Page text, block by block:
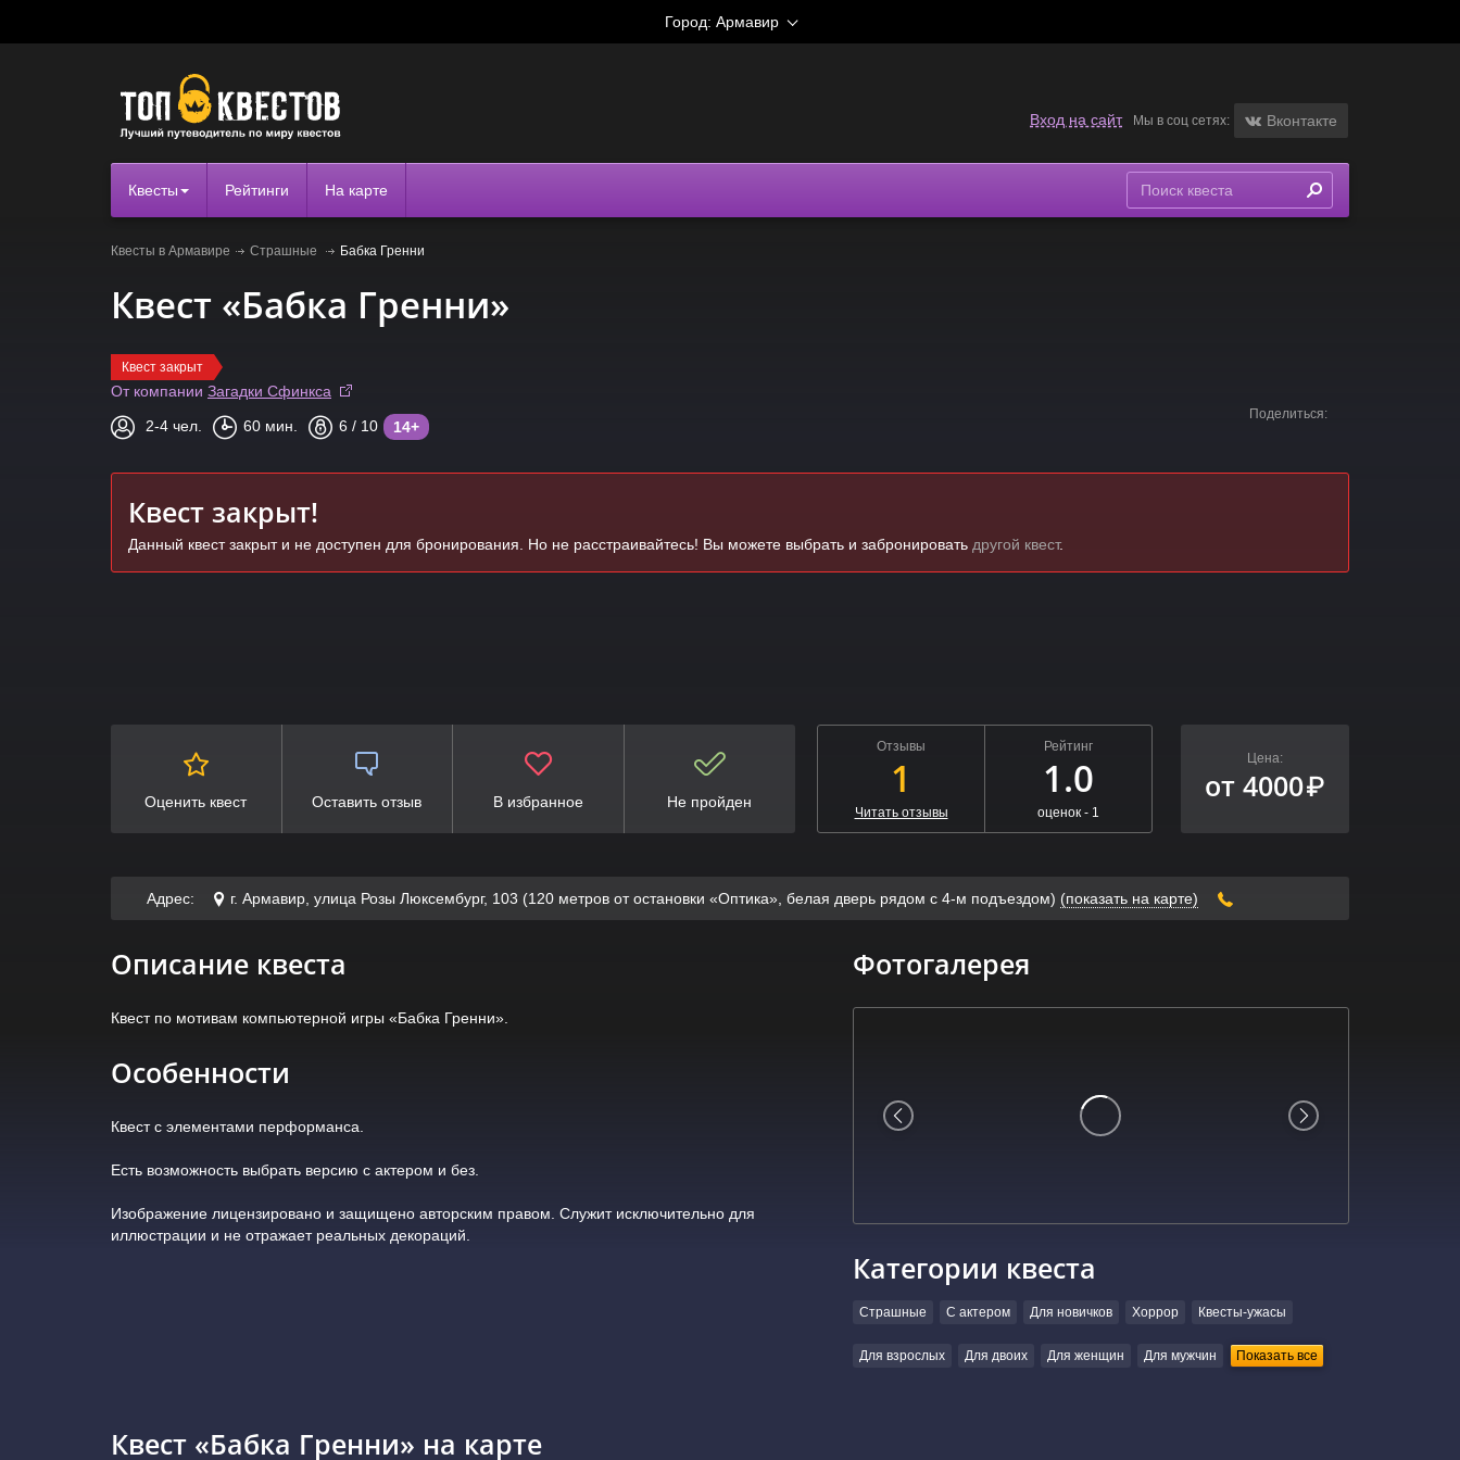
Город: Армавир
Вход на сайт Мы в соц сетях: Вконтакте
Квесты Рейтинги На карте
Квесты в Армавире Страшные Бабка Гренни
Квест «Бабка Гренни»
Квест закрыт
От компании Загадки Сфинкса
2-4 чел. 60 мин. 6 / 10 14+
Квест закрыт!
Данный квест закрыт и не доступен для бронирования. Но не расстраивайтесь! Вы можете выбрать и забронировать другой квест.
Поделиться:
Оценить квест Оставить отзыв В избранное Не пройден
Отзывы
1
Читать отзывы
Рейтинг
1.0
оценок - 1
Цена:
от 4000₽
Адрес: г. Армавир, улица Розы Люксембург, 103 (120 метров от остановки «Оптика», белая дверь рядом с 4-м подъездом) (показать на карте)
Описание квеста
Квест по мотивам компьютерной игры «Бабка Гренни».
Особенности
Квест с элементами перформанса.
Есть возможность выбрать версию с актером и без.
Изображение лицензировано и защищено авторским правом. Служит исключительно для
иллюстрации и не отражает реальных декораций.
Фотогалерея
Категории квеста
Страшные С актером Для новичков Хоррор Квесты-ужасы
Для взрослых Для двоих Для женщин Для мужчин Показать все
Квест «Бабка Гренни» на карте